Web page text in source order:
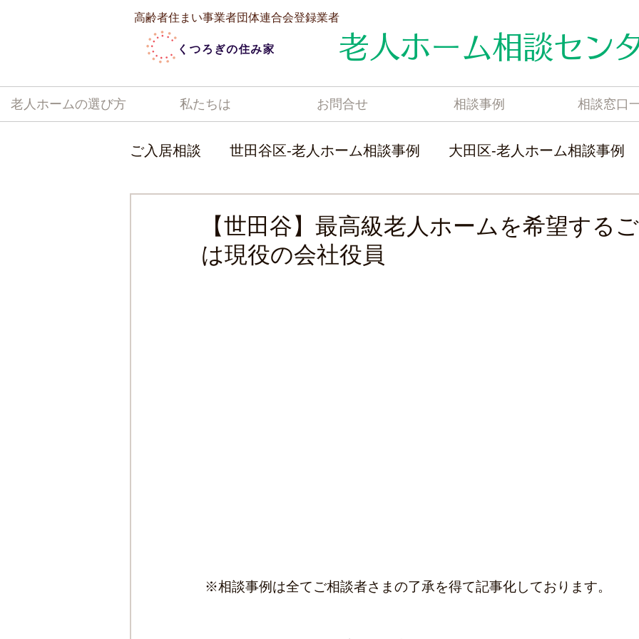
高齢者住まい事業者団体連合会登録業者
老人ホーム相談セン
老人ホームの選び方 私たちは お問合せ 相談事例 相談窓口
ご入居相談 世田谷区-老人ホーム相談事例 大田区-老人ホーム相談事例
港北区-老
横浜市-老人ホーム相談事例 鎌倉-老人ホーム相談事例
【世田谷】最高級老人ホームを希望する
は現役の会社役員
※相談事例は全てご相談者さまの了承を得て記事化しております。